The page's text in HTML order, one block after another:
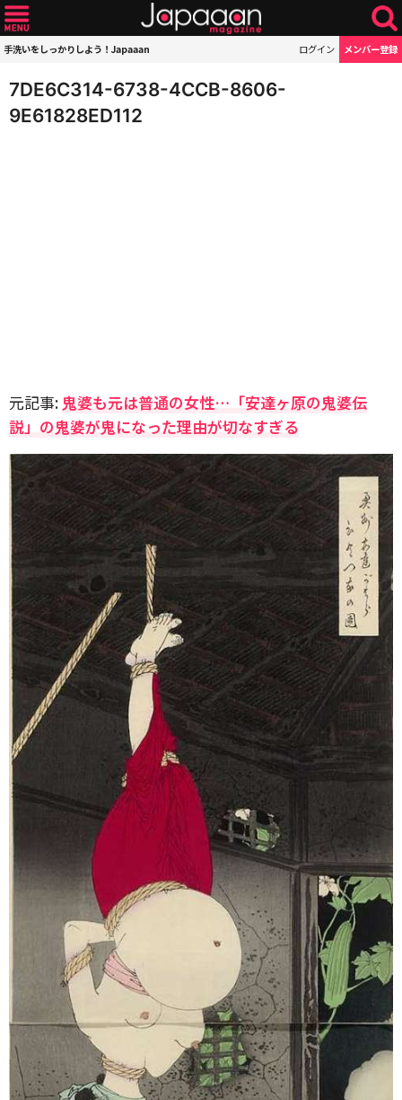
手洗いをしっかりしよう！Japaaan ログイン メンバー登録
7DE6C314-6738-4CCB-8606-
9E61828ED112
元記事: 鬼婆も元は普通の女性…「安達ヶ原の鬼婆伝
説」の鬼婆が鬼になった理由が切なすぎる